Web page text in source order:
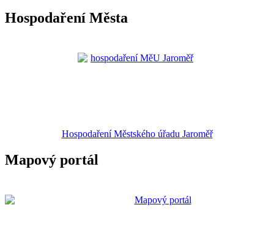
Hospodaření Města
Hospodaření Městského úřadu Jaroměř
Mapový portál